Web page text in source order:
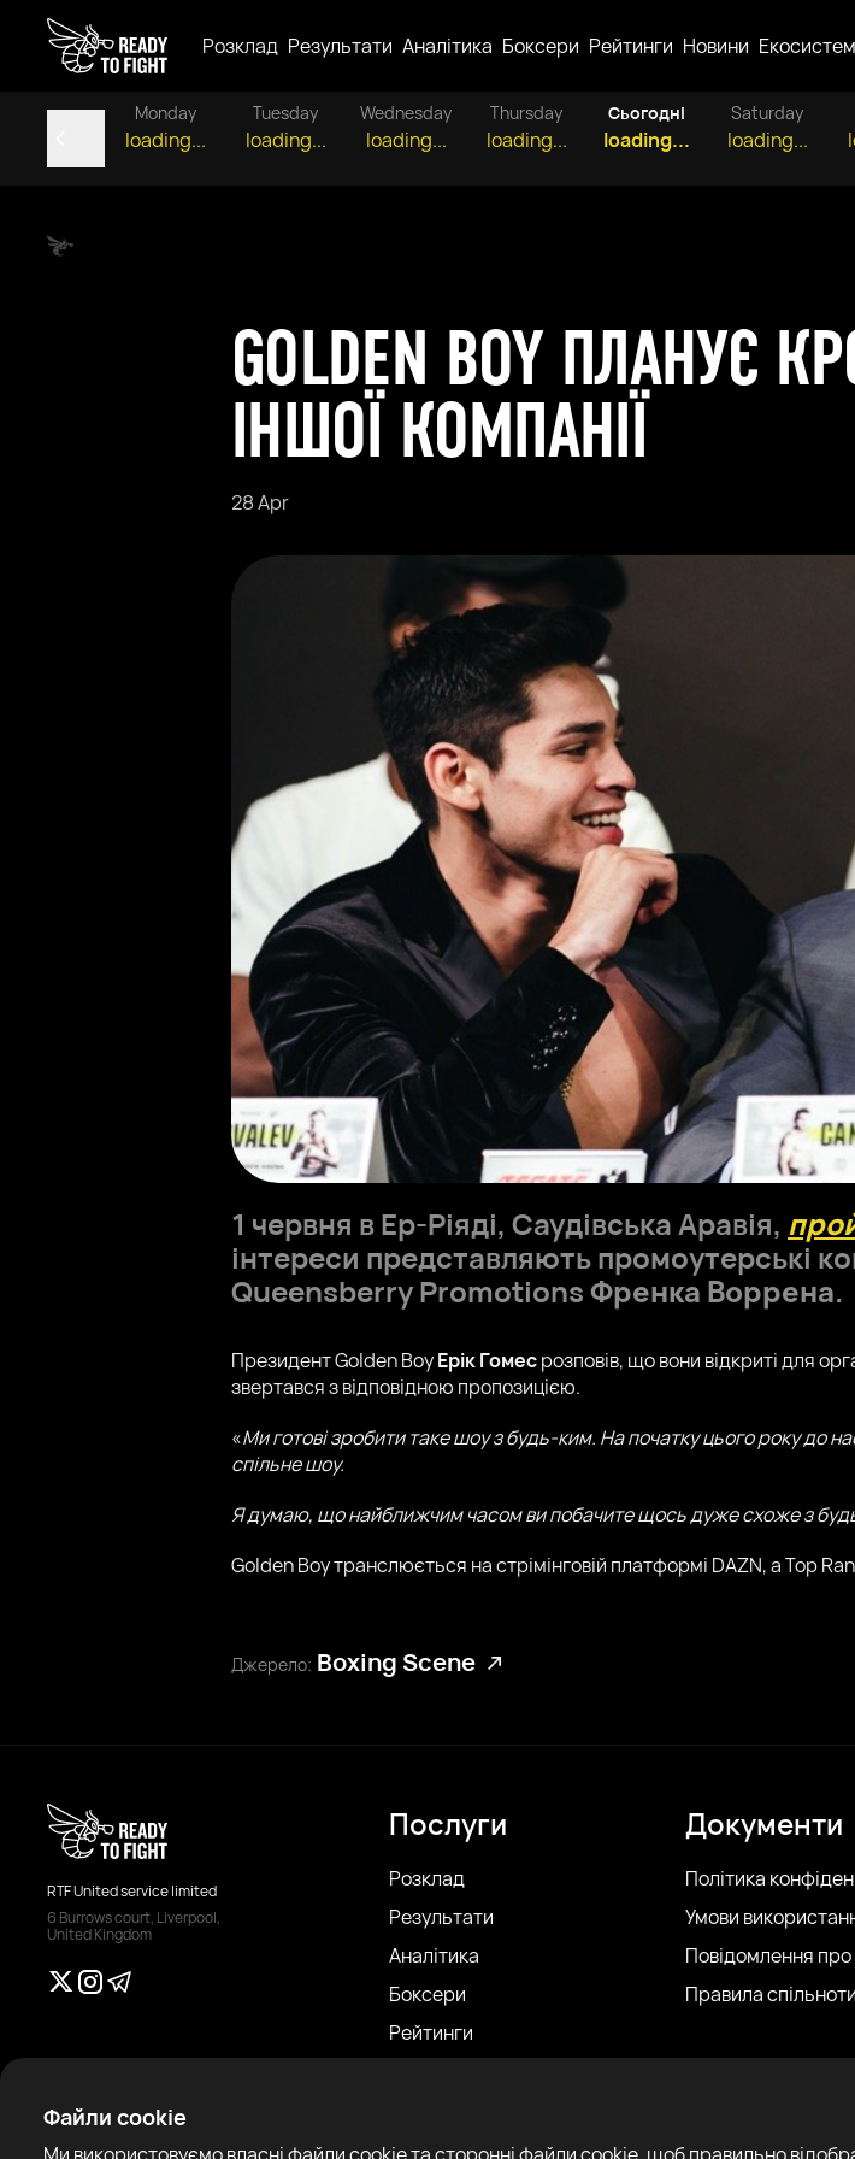
Розклад Результати Аналітика Боксери Рейтинги Новини
Monday
loading...
Tuesday
loading...
Wednesday
loading...
Thursday
loading...
Сьогодні
loading...
Saturday
loading...
Файли cookie
GOLDEN BOY ПЛАНУЄ
ІНШОЇ КОМПАНІЇ
28 Apr
1 червня в Ер-Ріяді, Саудівська Аравія,
інтереси представляють промоутерські
Queensberry PromotionsФренка Воррена.
Президент Golden BoyЕрік Гомесрозповів, що вони відкриті для
звертався з відповідною пропозицією.
«Ми готові зробити таке шоу з будь-ким. На початку цього року до
спільне шоу.
Я думаю, що найближчим часом ви побачите щось дуже схоже з
Golden Boy транслюється на стрімінговій платформі DAZN, а Top
Джерело: Boxing Scene
RTF United service limited
6 Burrows court, Liverpool,
United Kingdom
Послуги
Розклад
Результати
Аналітика
Боксери
Рейтинги
Sparring Finder
Документи
Політика
Умови
Повідомлення
Правила спільноти